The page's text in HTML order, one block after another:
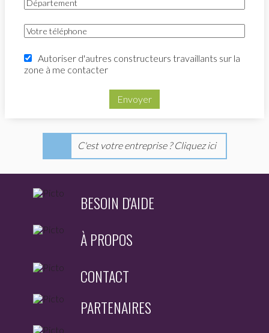
Autoriser d'autres constructeurs travaillants sur la
zone à me contacter
Envoyer
C'est votre entreprise ? Cliquez ici
BESOIN D'AIDE
À PROPOS
CONTACT
PARTENAIRES